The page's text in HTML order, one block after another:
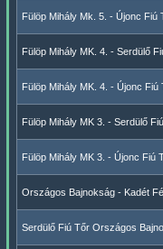
Fülöp Mihály Mk. 5. - Újonc Fiú
Fülöp Mihály MK. 4. - Serdülő
Fülöp Mihály MK. 4. - Újonc
Fülöp Mihály MK 3. - Serdülő
Fülöp Mihály MK 3. - Újonc Fiú
Országos Bajnokság - Kadét
Serdülő Fiú Tőr Országos